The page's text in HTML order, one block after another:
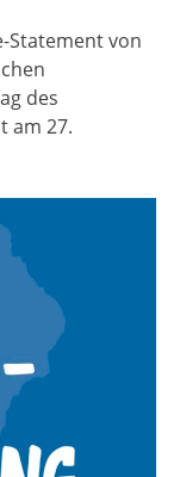
Statement von
des
am 27.